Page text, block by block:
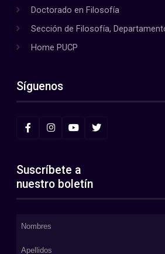
Doctorado en Filosofía
Sección de Filosofía,
Home PUCP
Síguenos
Suscríbete a
nuestro boletín